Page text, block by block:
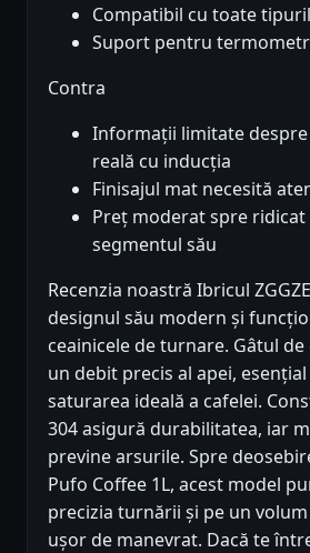
Compatibil cu toate
Suport pentru
Contra
Informații limitate
reală cu inducția
Finisajul mat necesită
Preț moderat spre
segmentul său
Recenzia noastră Ibricul
designul său modern și
ceainicele de turnare. Gâtul
un debit precis al apei,
saturarea ideală a cafelei.
304 asigură durabilitatea, iar
previne arsurile. Spre
Pufo Coffee 1L, acest model
precizia turnării și pe un
ușor de manevrat. Dacă te